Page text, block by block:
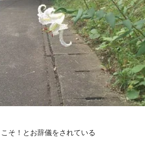
そ！とお辞儀をされている